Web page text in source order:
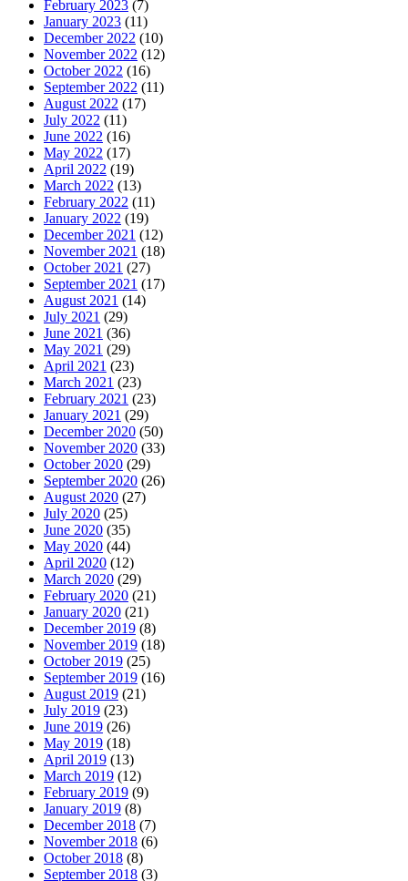
February 2023 (7)
January 2023 (11)
December 2022 (10)
November 2022 (12)
October 2022 (16)
September 2022 (11)
August 2022 (17)
July 2022 (11)
June 2022 (16)
May 2022 (17)
April 2022 (19)
March 2022 (13)
February 2022 (11)
January 2022 (19)
December 2021 (12)
November 2021 (18)
October 2021 (27)
September 2021 (17)
August 2021 (14)
July 2021 (29)
June 2021 (36)
May 2021 (29)
April 2021 (23)
March 2021 (23)
February 2021 (23)
January 2021 (29)
December 2020 (50)
November 2020 (33)
October 2020 (29)
September 2020 (26)
August 2020 (27)
July 2020 (25)
June 2020 (35)
May 2020 (44)
April 2020 (12)
March 2020 (29)
February 2020 (21)
January 2020 (21)
December 2019 (8)
November 2019 (18)
October 2019 (25)
September 2019 (16)
August 2019 (21)
July 2019 (23)
June 2019 (26)
May 2019 (18)
April 2019 (13)
March 2019 (12)
February 2019 (9)
January 2019 (8)
December 2018 (7)
November 2018 (6)
October 2018 (8)
September 2018 (3)